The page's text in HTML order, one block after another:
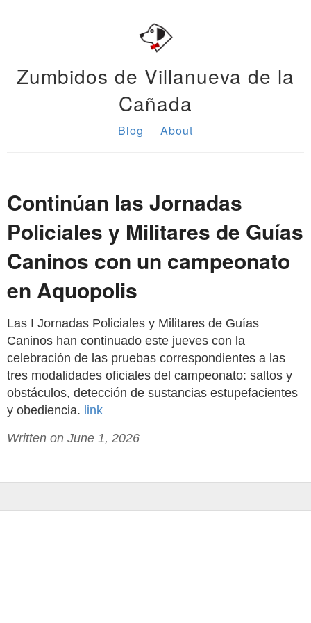
Zumbidos de Villanueva de la
Cañada
Blog About
Continúan las Jornadas
Policiales y Militares de Guías
Caninos con un campeonato
en Aquopolis
Las I Jornadas Policiales y Militares de Guías
Caninos han continuado este jueves con la
celebración de las pruebas correspondientes a las
tres modalidades oficiales del campeonato: saltos y
obstáculos, detección de sustancias estupefacientes
y obediencia. link
Written on June 1, 2026